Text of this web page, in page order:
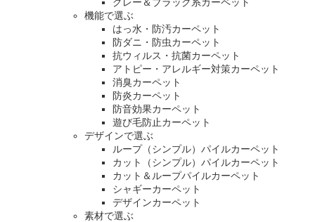
機能で選ぶ
はっ水・防汚カーペット
防ダニ・防虫カーペット
抗ウィルス・抗菌カーペット
アトピー・アレルギー対策カーペット
消臭カーペット
防炎カーペット
防音効果カーペット
遊び毛防止カーペット
デザインで選ぶ
ループ（シンプル）パイルカーペット
カット（シンプル）パイルカーペット
カット＆ループパイルカーペット
シャギーカーペット
デザインカーペット
素材で選ぶ